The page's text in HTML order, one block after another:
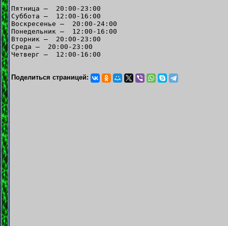
Пятница — 20:00-23:00
Суббота — 12:00-16:00
Воскресенье — 20:00-24:00
Понедельник — 12:00-16:00
Вторник — 20:00-23:00
Среда — 20:00-23:00
Четверг — 12:00-16:00
Поделиться страницей: